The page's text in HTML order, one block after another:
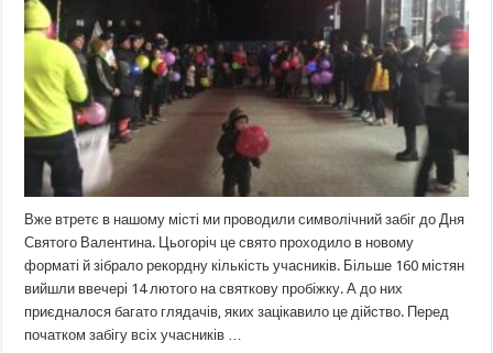
Вже втретє в нашому місті ми проводили символічний забіг до Дня
Святого Валентина. Цьогоріч це свято проходило в новому
форматі й зібрало рекордну кількість учасників. Більше 160 містян
вийшли ввечері 14 лютого на святкову пробіжку. А до них
приєдналося багато глядачів, яких зацікавило це дійство. Перед
початком забігу всіх учасників …